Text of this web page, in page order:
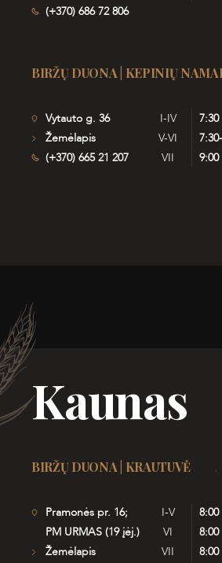
(+370) 686 72 806
BIRŽŲ DUONA | KEPINIŲ
Vytauto g. 36
Žemėlapis
(+370) 665 21 207
I-IV
V-VI
VII
Kaunas
BIRŽŲ DUONA | KRAUTUVĖ
Pramonės pr. 16;
PM URMAS (19 įėj.)
Žemėlapis
I-V
VI
VII